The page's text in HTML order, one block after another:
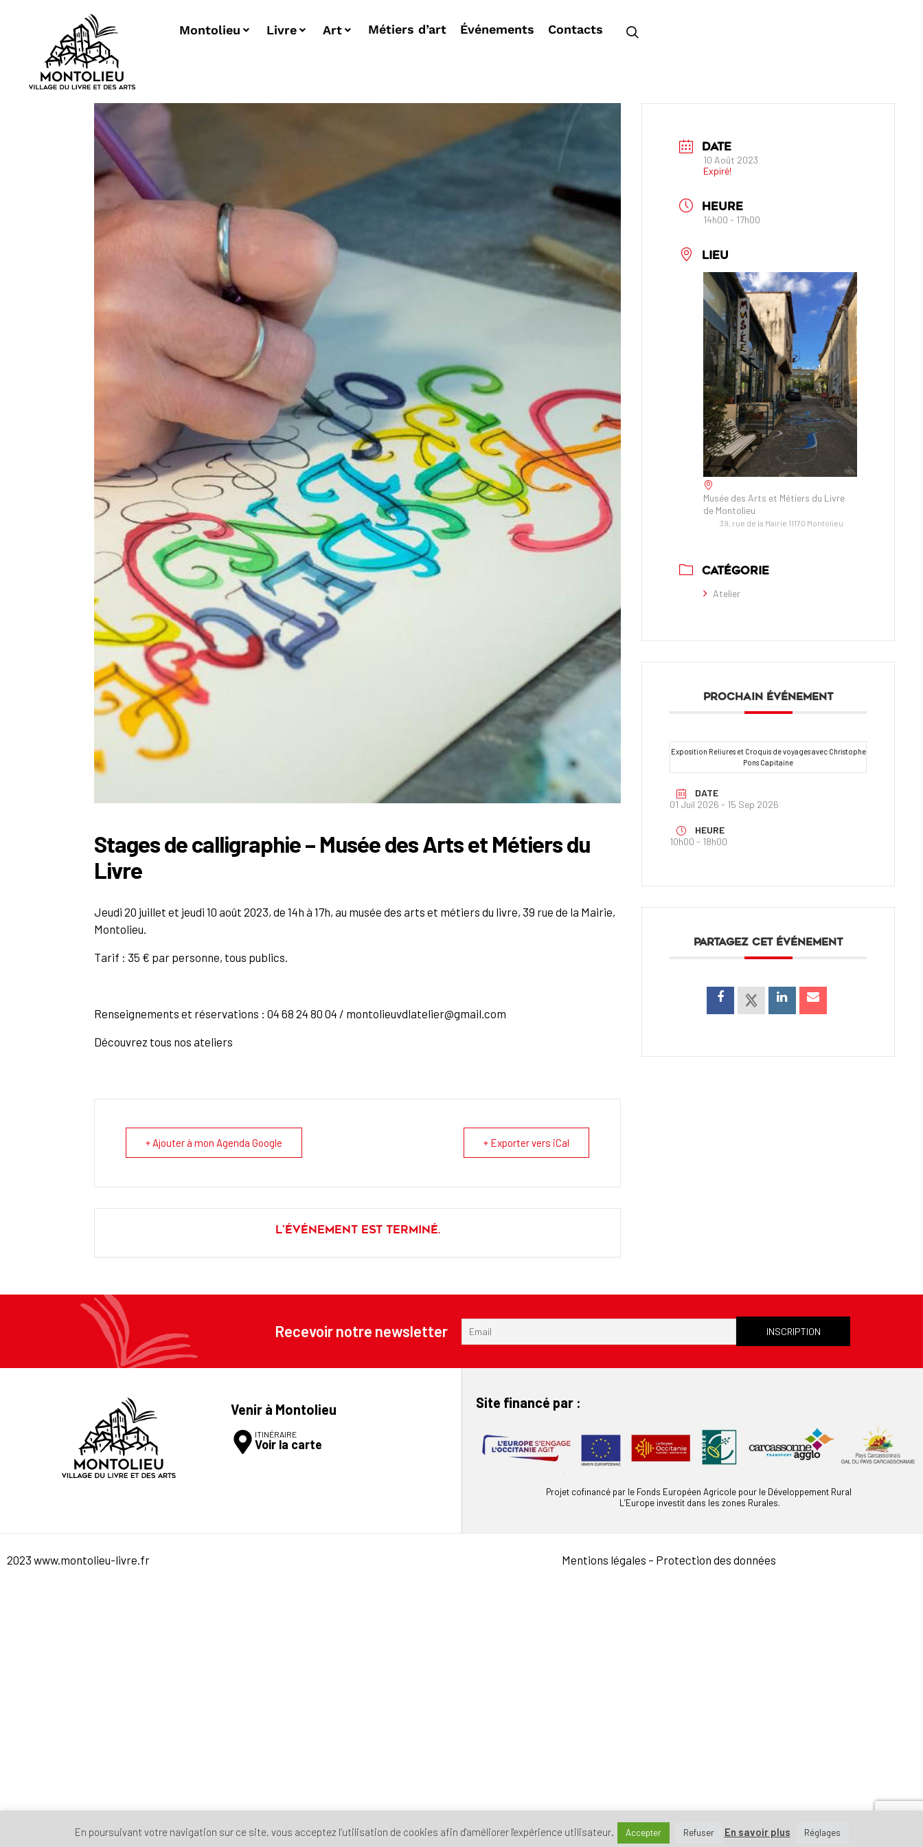
Montolieu Livre Art Métiers d’art Événements Contacts
Stages de calligraphie – Musée des Arts et Métiers du
Livre
Jeudi 20 juillet et jeudi 10 août 2023, de 14h à 17h, au musée des arts et métiers du livre, 39 rue de la Mairie,
Montolieu.
Tarif : 35 € par personne, tous publics.
Renseignements et réservations : 04 68 24 80 04 / montolieuvdlatelier@gmail.com
Découvrez tous nos ateliers
+ Ajouter à mon Agenda Google + Exporter vers iCal
L'événement est terminé.
DATE
10 Août 2023
Expiré!
HEURE
14h00 - 17h00
LIEU
Musée des Arts et Métiers du Livre
de Montolieu
39, rue de la Mairie 11170 Montolieu
CATÉGORIE
Atelier
PROCHAIN ÉVÉNEMENT
Exposition Reliures et Croquis de voyages avec Christophe
Pons Capitaine
DATE
01 Juil 2026 - 15 Sep 2026
HEURE
10h00 - 18h00
PARTAGEZ CET ÉVÉNEMENT
Recevoir notre newsletter
Venir à Montolieu
ITINÉRAIRE
Voir la carte
Site financé par :
Projet cofinancé par le Fonds Européen Agricole pour le Développement Rural
L’Europe investit dans les zones Rurales.
2023 www.montolieu-livre.fr Mentions légales – Protection des données
En poursuivant votre navigation sur ce site, vous acceptez l’utilisation de cookies afin d'améliorer l'expérience utilisateur. Accepter Refuser En savoir plus Réglages